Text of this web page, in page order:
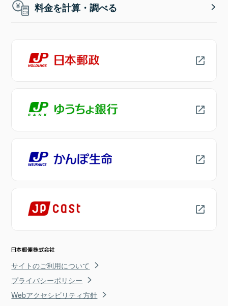
料金を計算・調べる
サイトのご利用について
プライバシーポリシー
Webアクセシビリティ方針